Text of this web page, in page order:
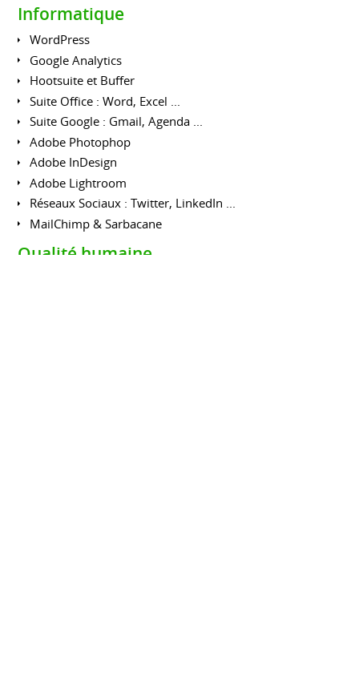
Informatique
WordPress
Google Analytics
Hootsuite et Buffer
Suite Office : Word, Excel ...
Suite Google : Gmail, Agenda ...
Adobe Photophop
Adobe InDesign
Adobe Lightroom
Réseaux Sociaux : Twitter, LinkedIn ...
MailChimp & Sarbacane
Qualité humaine